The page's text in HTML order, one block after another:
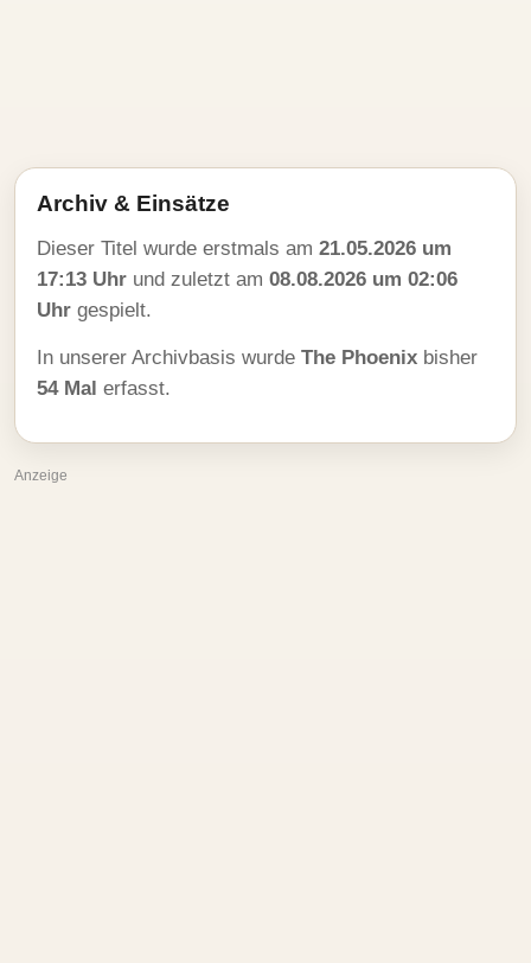
Archiv & Einsätze
Dieser Titel wurde erstmals am 21.05.2026 um
17:13 Uhr und zuletzt am 08.08.2026 um 02:06
Uhr gespielt.
In unserer Archivbasis wurde The Phoenix bisher
54 Mal erfasst.
Anzeige